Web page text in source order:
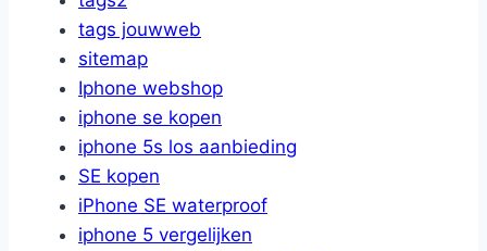
tags jouwweb
sitemap
Iphone webshop
iphone se kopen
iphone 5s los aanbieding
SE kopen
iPhone SE waterproof
iphone 5 vergelijken